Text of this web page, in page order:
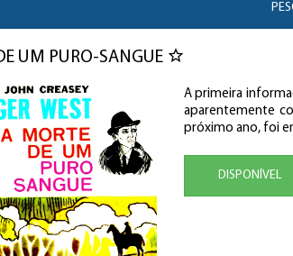
UM PURO-SANGUE
A primeira
aparentemente
próximo ano, foi
DISPONÍVEL